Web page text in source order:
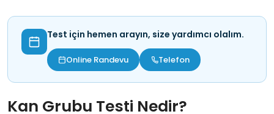
Test için hemen arayın, size yardımcı olalım.
Online Randevu Telefon
Kan Grubu Testi Nedir?